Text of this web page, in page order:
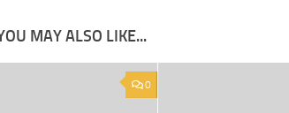
MAY ALSO LIKE...
0